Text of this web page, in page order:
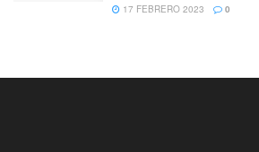
17 FEBRERO 2023
0